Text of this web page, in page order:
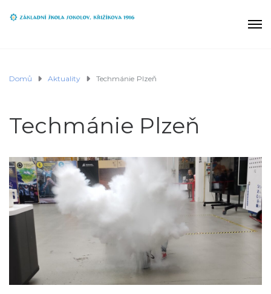
Domů Aktuality Techmánie Plzeň
Techmánie Plzeň